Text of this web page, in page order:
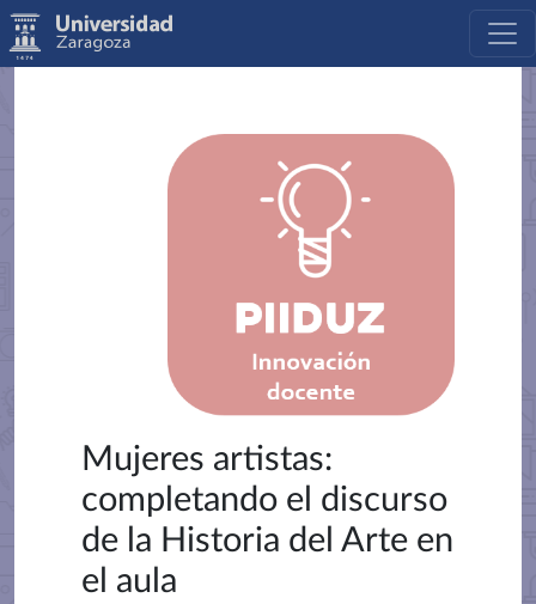
Mujeres artistas:
completando el discurso
de la Historia del Arte en
el aula